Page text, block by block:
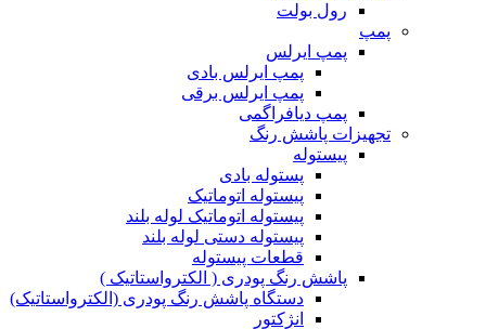
رول بولت
پمپ
پمپ ایرلس
پمپ ایرلس بادی
پمپ ایرلس برقی
پمپ دیافراگمی
تجهیزات پاشش رنگ
پیستوله
پستوله بادی
پیستوله اتوماتیک
پیستوله اتوماتیک لوله بلند
پیستوله دستی لوله بلند
قطعات پیستوله
پاشش رنگ پودری ( الکترواستاتیک )
دستگاه پاشش رنگ پودری (الکترواستاتیک)
انژکتور